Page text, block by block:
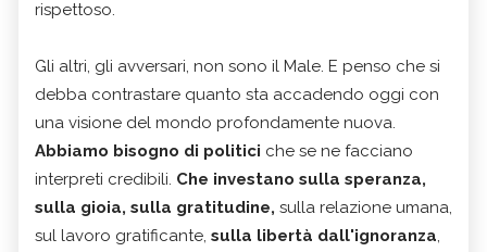
rispettoso.
Gli altri, gli avversari, non sono il Male. E penso che si
debba contrastare quanto sta accadendo oggi con
una visione del mondo profondamente nuova.
Abbiamo bisogno di politici che se ne facciano
interpreti credibili. Che investano sulla speranza,
sulla gioia, sulla gratitudine, sulla relazione umana,
sul lavoro gratificante, sulla libertà dall'ignoranza,